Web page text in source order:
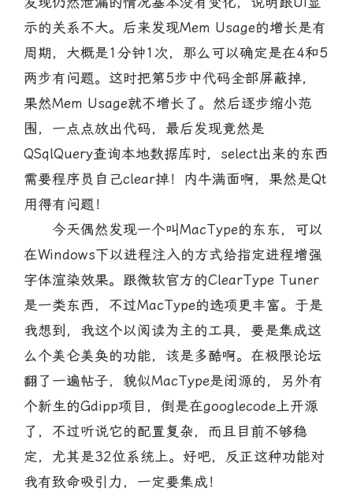
示的关系不大。后来发现Mem Usage的增长是有
周期，大概是1分钟1次，那么可以确定是在4和5
两步有问题。这时把第5步中代码全部屏蔽掉，
果然Mem Usage就不增长了。然后逐步缩小范
围，一点点放出代码，最后发现竟然是
QSqlQuery查询本地数据库时，select出来的东西
需要程序员自己clear掉！内牛满面啊，果然是Qt
用得有问题！
今天偶然发现一个叫MacType的东东，可以
在Windows下以进程注入的方式给指定进程增强
字体渲染效果。跟微软官方的ClearType Tuner
是一类东西，不过MacType的选项更丰富。于是
我想到，我这个以阅读为主的工具，要是集成这
么个美仑美奂的功能，该是多酷啊。在极限论坛
翻了一遍帖子，貌似MacType是闭源的，另外有
个新生的Gdipp项目，倒是在googlecode上开源
了，不过听说它的配置复杂，而且目前不够稳
定，尤其是32位系统上。好吧，反正这种功能对
我有致命吸引力，一定要集成！